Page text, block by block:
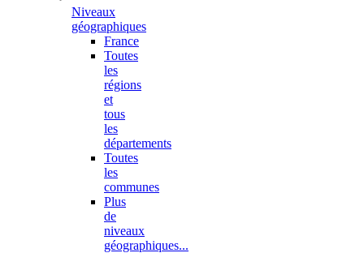
Niveaux
géographiques
France
Toutes
les
régions
et
tous
les
départements
Toutes
les
communes
Plus
de
niveaux
géographiques...